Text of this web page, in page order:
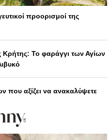
προορισμοί της
Κρήτης: Το φαράγγι των Αγίων
που αξίζει να ανακαλύψετε